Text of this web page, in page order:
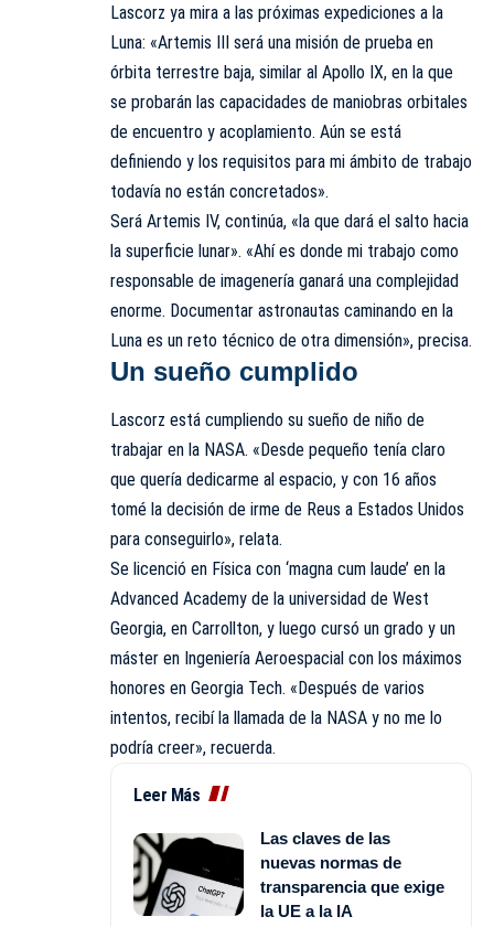
Lascorz ya mira a las próximas expediciones a la
Luna: «Artemis III será una misión de prueba en
órbita terrestre baja, similar al Apollo IX, en la que
se probarán las capacidades de maniobras orbitales
de encuentro y acoplamiento. Aún se está
definiendo y los requisitos para mi ámbito de trabajo
todavía no están concretados».
Será Artemis IV, continúa, «la que dará el salto hacia
la superficie lunar». «Ahí es donde mi trabajo como
responsable de imagenería ganará una complejidad
enorme. Documentar astronautas caminando en la
Luna es un reto técnico de otra dimensión», precisa.
Un sueño cumplido
Lascorz está cumpliendo su sueño de niño de
trabajar en la NASA. «Desde pequeño tenía claro
que quería dedicarme al espacio, y con 16 años
tomé la decisión de irme de Reus a Estados Unidos
para conseguirlo», relata.
Se licenció en Física con ‘magna cum laude’ en la
Advanced Academy de la universidad de West
Georgia, en Carrollton, y luego cursó un grado y un
máster en Ingeniería Aeroespacial con los máximos
honores en Georgia Tech. «Después de varios
intentos, recibí la llamada de la NASA y no me lo
podría creer», recuerda.
Leer Más
Las claves de las
nuevas normas de
transparencia que exige
la UE a la IA